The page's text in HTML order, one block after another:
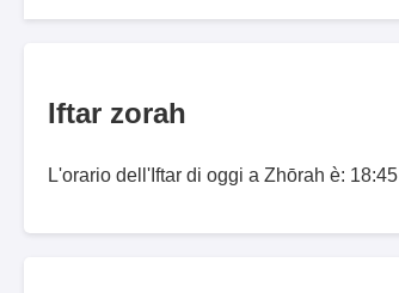
Iftar zorah
L'orario dell'Iftar di oggi a Zhōrah è: 18:45